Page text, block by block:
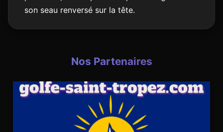
son seau renversé sur la tête.
Nos Partenaires